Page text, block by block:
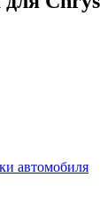
автомобиля